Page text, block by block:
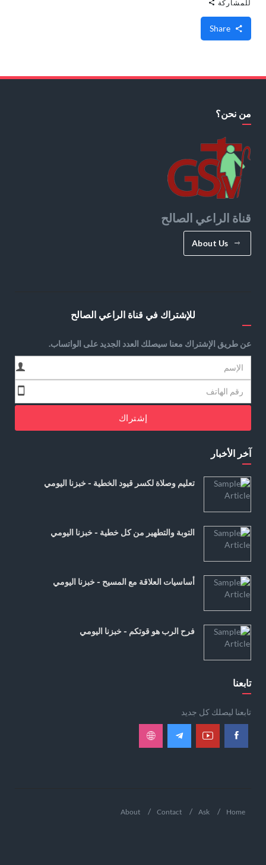
للمشاركة
من نحن؟
قناة الراعي الصالح
About Us
للإشتراك في قناة الراعي الصالح
عن طريق الإشتراك معنا سيصلك العدد الجديد على الواتساب.
إشتراك
آخر الأخبار
تعليم وصلاة لكسر قيود الخطية - خبزنا اليومي
التوبة والتطهير من كل خطية - خبزنا اليومي
أساسيات العلاقة مع المسيح - خبزنا اليومي
فرح الرب هو قوتكم - خبزنا اليومي
تابعنا
تابعنا ليصلك كل جديد
Home
Ask
Contact
About